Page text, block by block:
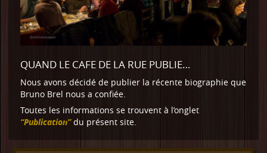
QUAND LE CAFE DE LA RUE PUBLIE…
Nous avons décidé de publier la récente biographie que
Bruno Brel nous a confiée.
Toutes les informations se trouvent à l’onglet
“Publication”du présent site.